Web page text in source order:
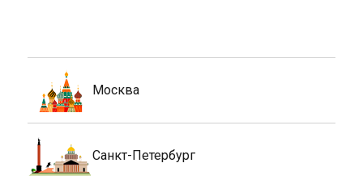
Москва
Санкт-Петербург